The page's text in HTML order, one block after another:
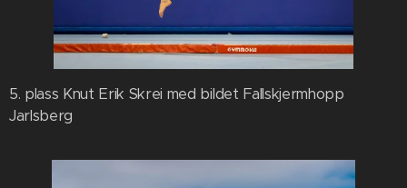
5. plass Knut Erik Skrei med bildet Fallskjermhopp
Jarlsberg